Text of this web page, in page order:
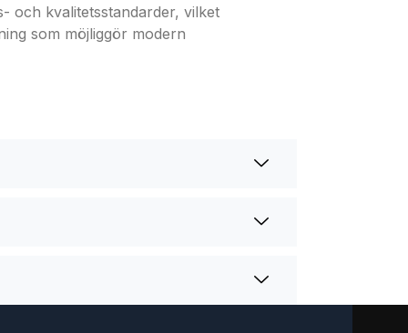
och kvalitetsstandarder, vilket
som möjliggör modern